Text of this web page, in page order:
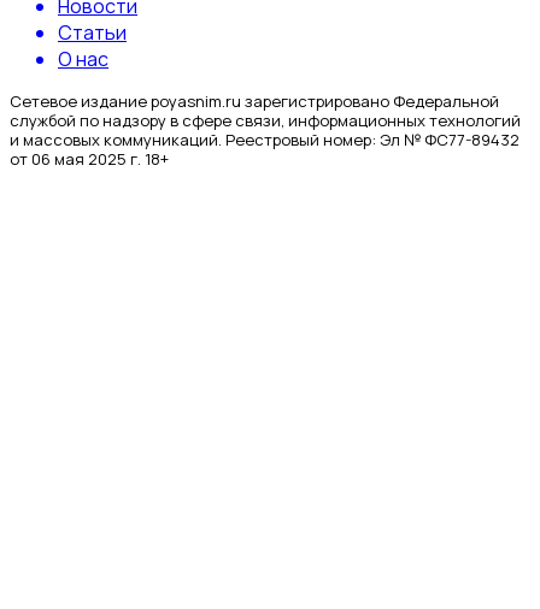
Новости
Статьи
О нас
Сетевое издание poyasnim.ru зарегистрировано Федеральной
службой по надзору в сфере связи, информационных технологий
и массовых коммуникаций. Реестровый номер: Эл № ФС77-89432
от 06 мая 2025 г. 18+